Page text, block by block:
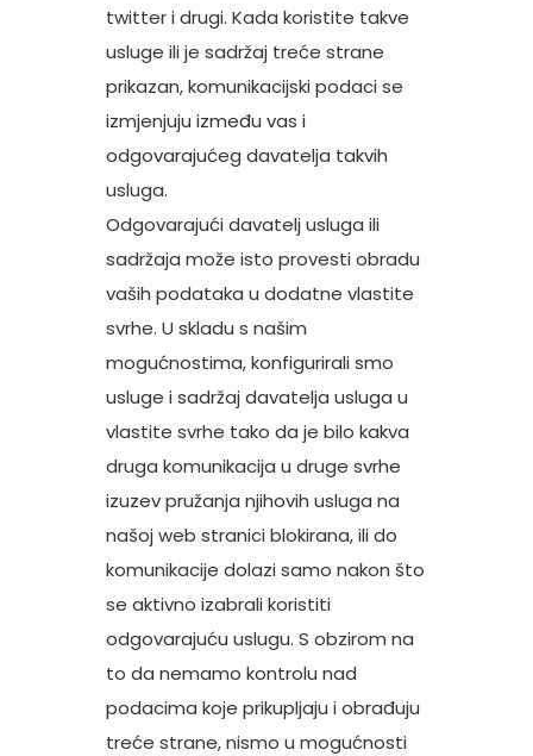
twitter i drugi. Kada koristite takve
usluge ili je sadržaj treće strane
prikazan, komunikacijski podaci se
izmjenjuju između vas i
odgovarajućeg davatelja takvih
usluga.
Odgovarajući davatelj usluga ili
sadržaja može isto provesti obradu
vaših podataka u dodatne vlastite
svrhe. U skladu s našim
mogućnostima, konfigurirali smo
usluge i sadržaj davatelja usluga u
vlastite svrhe tako da je bilo kakva
druga komunikacija u druge svrhe
izuzev pružanja njihovih usluga na
našoj web stranici blokirana, ili do
komunikacije dolazi samo nakon što
se aktivno izabrali koristiti
odgovarajuću uslugu. S obzirom na
to da nemamo kontrolu nad
podacima koje prikupljaju i obrađuju
treće strane, nismo u mogućnosti